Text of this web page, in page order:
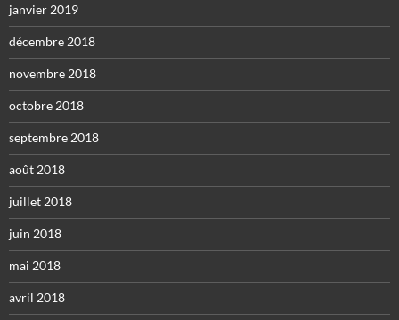
janvier 2019
décembre 2018
novembre 2018
octobre 2018
septembre 2018
août 2018
juillet 2018
juin 2018
mai 2018
avril 2018